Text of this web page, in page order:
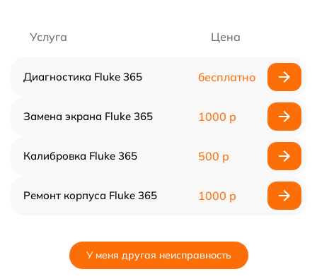
Услуга Цена
Диагностика Fluke 365 бесплатно
Замена экрана Fluke 365 1000 р
Калибровка Fluke 365 500 р
Ремонт корпуса Fluke 365 1000 р
У меня другая неисправность